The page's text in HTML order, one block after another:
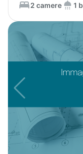
2 camere
1